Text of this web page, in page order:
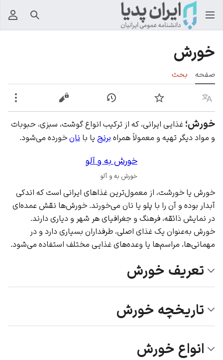
جستجو
خورش
صفحه بحث
زبان پیگیری نمایش تاریخچهنمایش مبدأ
خورش؛ غذایی ایرانی، که از ترکیب انواع گوشت، سبزی، حبوبات
و مواد دیگر تهیه و معمولاً همراه برنج یا با نان خورده می‌شود.
خورش به و آلو
خورش به و آلو
خورش یا خورشت، از معمول‌ترین غذاهای ایرانی است که اندکی
آبدار بوده و آن را با پلو یا نان می‌خورند. خورش‌ها نقش عمده‌ای
در نمایش ذائقه، فرهنگ و جغرافیای هر شهر و دیاری دارند.
خورش به‌عنوان یک غذای اصلی، طرفداران بسیاری دارد و در
مهمانی‌ها، مراسم‌ها یا وعده‌های غذایی مختلف استفاده می‌شود.
تعریف خورش
تاریخچه خورش
انواع خورش